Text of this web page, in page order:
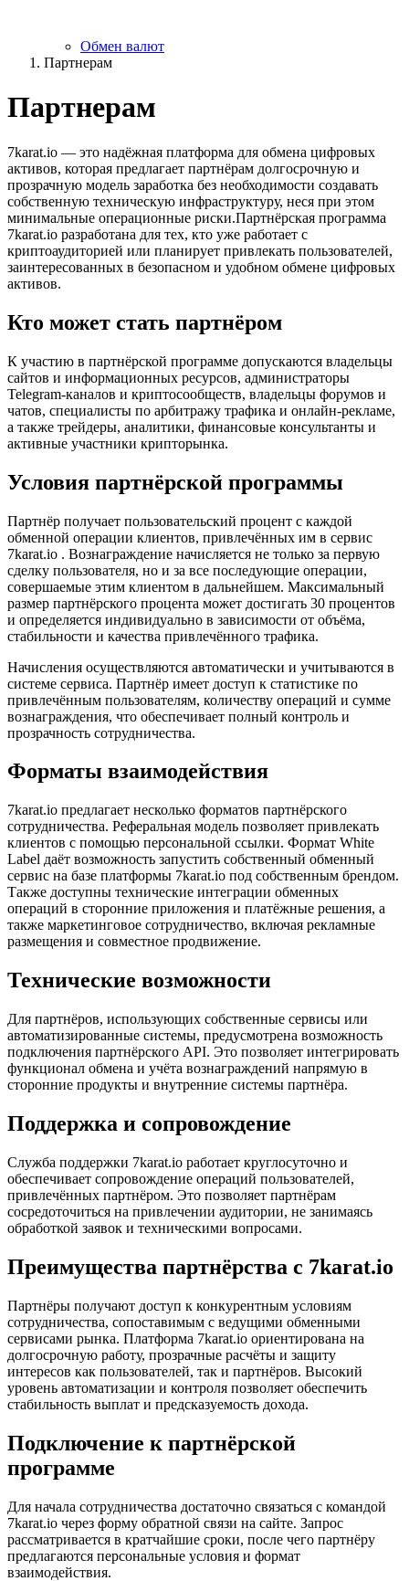
Обмен валют
Партнерам
Партнерам
7karat.io — это надёжная платформа для обмена цифровых
активов, которая предлагает партнёрам долгосрочную и
прозрачную модель заработка без необходимости создавать
собственную техническую инфраструктуру, неся при этом
минимальные операционные риски.Партнёрская программа
7karat.io разработана для тех, кто уже работает с
криптоаудиторией или планирует привлекать пользователей,
заинтересованных в безопасном и удобном обмене цифровых
активов.
Кто может стать партнёром
К участию в партнёрской программе допускаются владельцы
сайтов и информационных ресурсов, администраторы
Telegram-каналов и криптосообществ, владельцы форумов и
чатов, специалисты по арбитражу трафика и онлайн-рекламе,
а также трейдеры, аналитики, финансовые консультанты и
активные участники крипторынка.
Условия партнёрской программы
Партнёр получает пользовательский процент с каждой
обменной операции клиентов, привлечённых им в сервис
7karat.io . Вознаграждение начисляется не только за первую
сделку пользователя, но и за все последующие операции,
совершаемые этим клиентом в дальнейшем. Максимальный
размер партнёрского процента может достигать 30 процентов
и определяется индивидуально в зависимости от объёма,
стабильности и качества привлечённого трафика.
Начисления осуществляются автоматически и учитываются в
системе сервиса. Партнёр имеет доступ к статистике по
привлечённым пользователям, количеству операций и сумме
вознаграждения, что обеспечивает полный контроль и
прозрачность сотрудничества.
Форматы взаимодействия
7karat.io предлагает несколько форматов партнёрского
сотрудничества. Реферальная модель позволяет привлекать
клиентов с помощью персональной ссылки. Формат White
Label даёт возможность запустить собственный обменный
сервис на базе платформы 7karat.io под собственным брендом.
Также доступны технические интеграции обменных
операций в сторонние приложения и платёжные решения, а
также маркетинговое сотрудничество, включая рекламные
размещения и совместное продвижение.
Технические возможности
Для партнёров, использующих собственные сервисы или
автоматизированные системы, предусмотрена возможность
подключения партнёрского API. Это позволяет интегрировать
функционал обмена и учёта вознаграждений напрямую в
сторонние продукты и внутренние системы партнёра.
Поддержка и сопровождение
Служба поддержки 7karat.io работает круглосуточно и
обеспечивает сопровождение операций пользователей,
привлечённых партнёром. Это позволяет партнёрам
сосредоточиться на привлечении аудитории, не занимаясь
обработкой заявок и техническими вопросами.
Преимущества партнёрства с 7karat.io
Партнёры получают доступ к конкурентным условиям
сотрудничества, сопоставимым с ведущими обменными
сервисами рынка. Платформа 7karat.io ориентирована на
долгосрочную работу, прозрачные расчёты и защиту
интересов как пользователей, так и партнёров. Высокий
уровень автоматизации и контроля позволяет обеспечить
стабильность выплат и предсказуемость дохода.
Подключение к партнёрской
программе
Для начала сотрудничества достаточно связаться с командой
7karat.io через форму обратной связи на сайте. Запрос
рассматривается в кратчайшие сроки, после чего партнёру
предлагаются персональные условия и формат
взаимодействия.